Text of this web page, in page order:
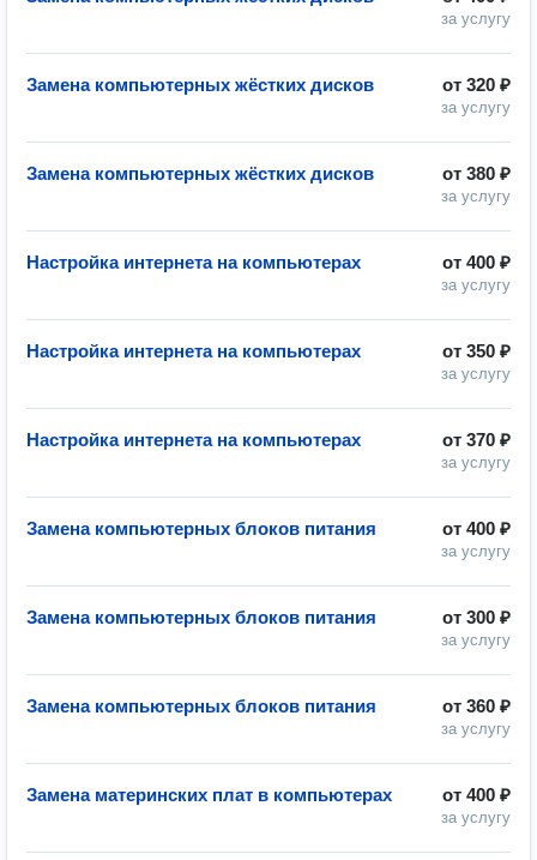
за услугу
от 320 ₽
за услугу
Замена компьютерных жёстких дисков
от 380 ₽
за услугу
Замена компьютерных жёстких дисков
от 400 ₽
за услугу
Настройка интернета на компьютерах
от 350 ₽
за услугу
Настройка интернета на компьютерах
от 370 ₽
за услугу
Настройка интернета на компьютерах
от 400 ₽
за услугу
Замена компьютерных блоков питания
от 300 ₽
за услугу
Замена компьютерных блоков питания
от 360 ₽
за услугу
Замена компьютерных блоков питания
от 400 ₽
за услугу
Замена материнских плат в компьютерах